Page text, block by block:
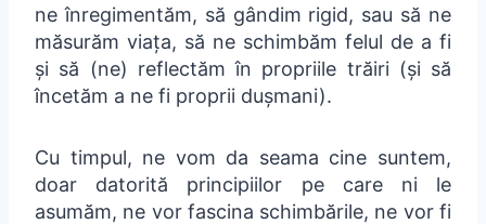
ne înregimentăm, să gândim rigid, sau să ne
măsurăm viața, să ne schimbăm felul de a fi
și să (ne) reflectăm în propriile trăiri (și să
încetăm a ne fi proprii dușmani).
Cu timpul, ne vom da seama cine suntem,
doar datorită principiilor pe care ni le
asumăm, ne vor fascina schimbările, ne vor fi